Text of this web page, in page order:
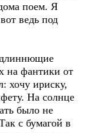
поем. Я
ведь под
длиннющие
на фантики от
хочу ириску,
На солнце
было не
с бумагой в